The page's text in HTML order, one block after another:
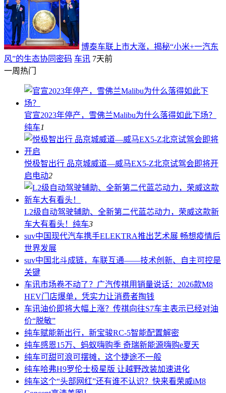
博泰车联上市大涨，揭秘“小米+一汽东
风”的生态协同密码 车讯 7天前
一周热门
官宣2023年停产，雪佛兰Malibu为什么落得如此下场？
纯车1
悦极智出行 品京城威道—威马EX5-Z北京试驾会即将开
启电动2
L2级自动驾驶辅助、全新第二代蓝芯动力，荣威这款新
车大有看头！ 纯车3
suv中国现代汽车携手ELEKTRA推出艺术展 畅想疫情后
世界发展
suv中国北斗成链，车联互通——技术创新、自主可控是
关键
车讯市场卷不动了？广汽传祺用销量说话：2026款M8
HEV门店爆单，凭实力让消费者掏钱
车讯油价即将大幅上涨？传祺向往S7车主表示已经对油
价“脱敏”
纯车赋能新出行，新宝骏RC-5智能配置解密
纯车感恩15万、蚂蚁嗨购季 奇瑞新能源嗨购e夏天
纯车可甜可浪可摆摊，这个捷途不一般
纯车哈弗H9罗伦士极星版 让越野改装加速进化
纯车这个“头部网红”还有谁不认识？快来看荣威iM8